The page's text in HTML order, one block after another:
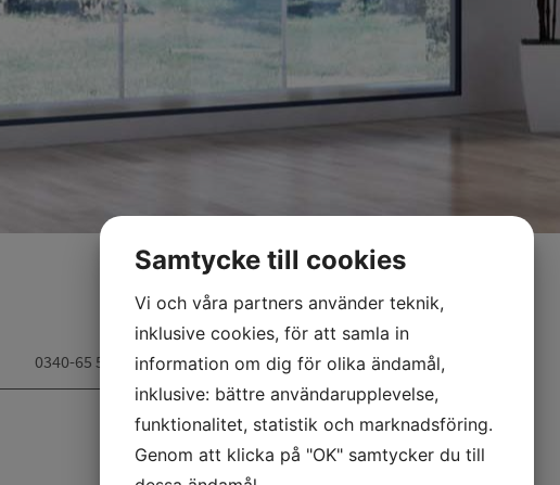
0340-65 57 90
Samtycke till cookies
Vi och våra partners använder teknik,
inklusive cookies, för att samla in
information om dig för olika ändamål,
inklusive: bättre användarupplevelse,
funktionalitet, statistik och marknadsföring.
Genom att klicka på "OK" samtycker du till